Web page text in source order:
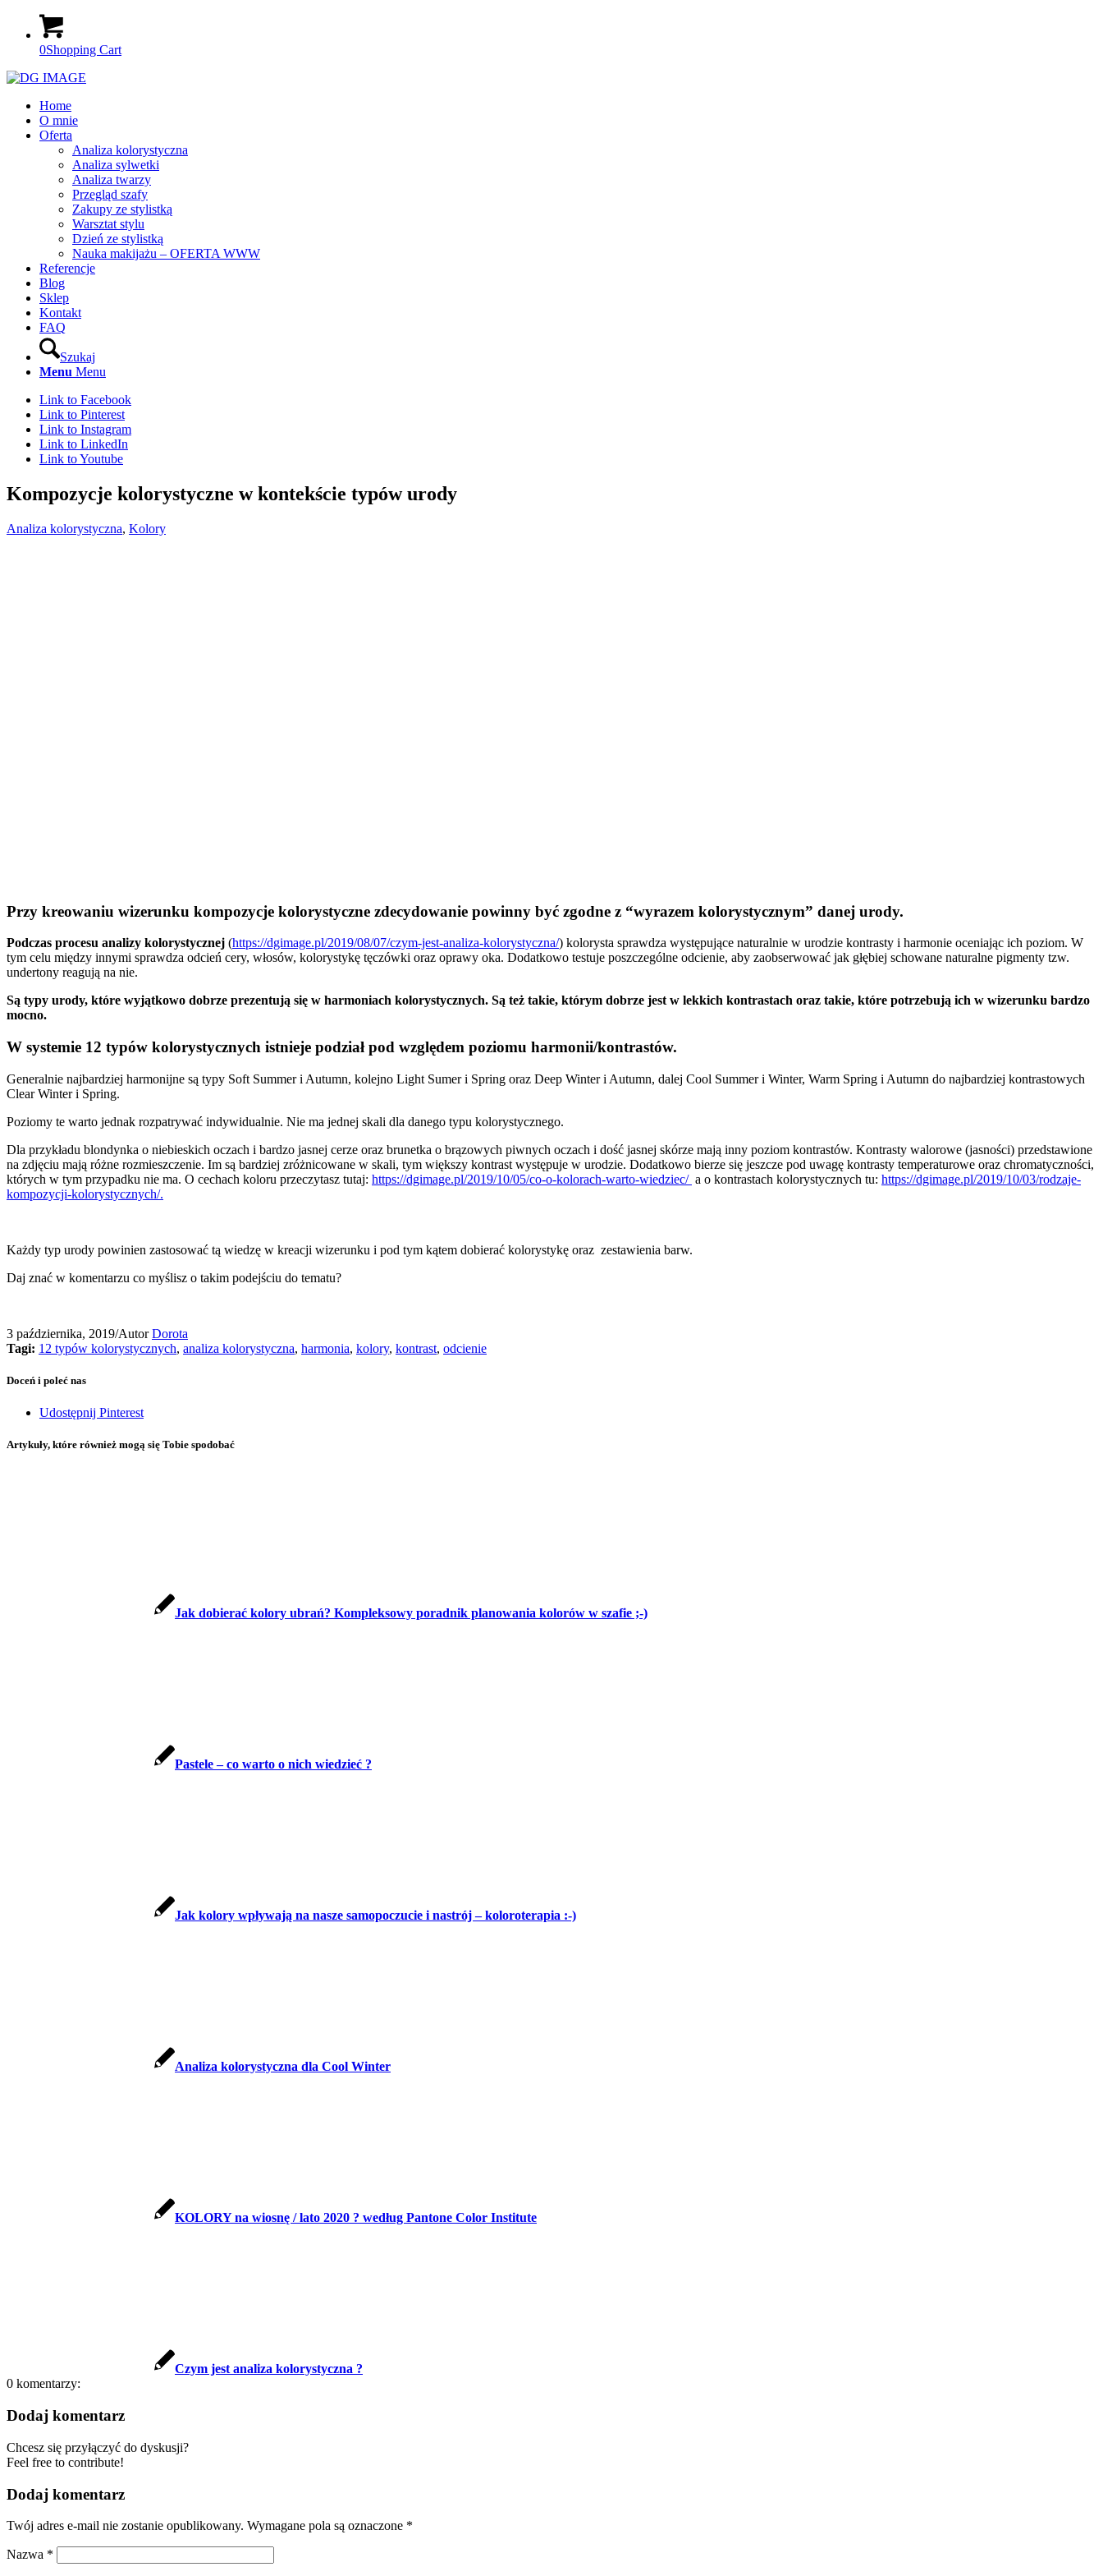
0Shopping Cart
Home
O mnie
Oferta
Analiza kolorystyczna
Analiza sylwetki
Analiza twarzy
Przegląd szafy
Zakupy ze stylistką
Warsztat stylu
Dzień ze stylistką
Nauka makijażu – OFERTA WWW
Referencje
Blog
Sklep
Kontakt
FAQ
Szukaj
Menu Menu
Link to Facebook
Link to Pinterest
Link to Instagram
Link to LinkedIn
Link to Youtube
Kompozycje kolorystyczne w kontekście typów urody
Analiza kolorystyczna, Kolory
Przy kreowaniu wizerunku kompozycje kolorystyczne zdecydowanie powinny być zgodne z “wyrazem kolorystycznym” danej urody.
Podczas procesu analizy kolorystycznej (https://dgimage.pl/2019/08/07/czym-jest-analiza-kolorystyczna/) kolorysta sprawdza występujące naturalnie w urodzie kontrasty i harmonie oceniając ich poziom. W
tym celu między innymi sprawdza odcień cery, włosów, kolorystykę tęczówki oraz oprawy oka. Dodatkowo testuje poszczególne odcienie, aby zaobserwować jak głębiej schowane naturalne pigmenty tzw.
undertony reagują na nie.
Są typy urody, które wyjątkowo dobrze prezentują się w harmoniach kolorystycznych. Są też takie, którym dobrze jest w lekkich kontrastach oraz takie, które potrzebują ich w wizerunku bardzo
mocno.
W systemie 12 typów kolorystycznych istnieje podział pod względem poziomu harmonii/kontrastów.
Generalnie najbardziej harmonijne są typy Soft Summer i Autumn, kolejno Light Sumer i Spring oraz Deep Winter i Autumn, dalej Cool Summer i Winter, Warm Spring i Autumn do najbardziej kontrastowych
Clear Winter i Spring.
Poziomy te warto jednak rozpatrywać indywidualnie. Nie ma jednej skali dla danego typu kolorystycznego.
Dla przykładu blondynka o niebieskich oczach i bardzo jasnej cerze oraz brunetka o brązowych piwnych oczach i dość jasnej skórze mają inny poziom kontrastów. Kontrasty walorowe (jasności) przedstawione
na zdjęciu mają różne rozmieszczenie. Im są bardziej zróżnicowane w skali, tym większy kontrast występuje w urodzie. Dodatkowo bierze się jeszcze pod uwagę kontrasty temperaturowe oraz chromatyczności,
których w tym przypadku nie ma. O cechach koloru przeczytasz tutaj: https://dgimage.pl/2019/10/05/co-o-kolorach-warto-wiedziec/ a o kontrastach kolorystycznych tu: https://dgimage.pl/2019/10/03/rodzaje-
kompozycji-kolorystycznych/.
Każdy typ urody powinien zastosować tą wiedzę w kreacji wizerunku i pod tym kątem dobierać kolorystykę oraz zestawienia barw.
Daj znać w komentarzu co myślisz o takim podejściu do tematu?
3 października, 2019/AutorDorota
Tagi: 12 typów kolorystycznych, analiza kolorystyczna, harmonia, kolory, kontrast, odcienie
Doceń i poleć nas
Udostępnij Pinterest
Artykuły, które również mogą się Tobie spodobać
Jak dobierać kolory ubrań? Kompleksowy poradnik planowania kolorów w szafie ;-)
Pastele – co warto o nich wiedzieć ?
Jak kolory wpływają na nasze samopoczucie i nastrój – koloroterapia :-)
Analiza kolorystyczna dla Cool Winter
KOLORY na wiosnę / lato 2020 ? według Pantone Color Institute
Czym jest analiza kolorystyczna ?
0 komentarzy:
Dodaj komentarz
Chcesz się przyłączyć do dyskusji?
Feel free to contribute!
Dodaj komentarz
Twój adres e-mail nie zostanie opublikowany. Wymagane pola są oznaczone *
Nazwa *